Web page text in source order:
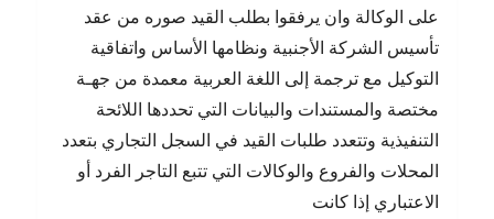
على الوكالة وان يرفقوا بطلب القيد صوره من عقد
تأسيس الشركة الأجنبية ونظامها الأساس واتفاقية
التوكيل مع ترجمة إلى اللغة العربية معمدة من جهـة
مختصة والمستندات والبيانات التي تحددها اللائحة
التنفيذية وتتعدد طلبات القيد في السجل التجاري بتعدد
المحلات والفروع والوكالات التي تتبع التاجر الفرد أو
الاعتباري إذا كانت